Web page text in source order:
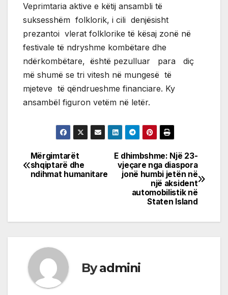
Veprimtaria aktive e këtij ansambli të
suksesshëm folklorik, i cili denjësisht
prezantoi vlerat folklorike të kësaj zonë në
festivale të ndryshme kombëtare dhe
ndërkombëtare, është pezulluar para diç
më shumë se tri vitesh në mungesë të
mjeteve të qëndrueshme financiare. Ky
ansambël figuron vetëm në letër.
Post
navigation
E dhimbshme: Një 23-
vjeçare nga diaspora
jonë humbi jetën në
një aksident
automobilistik në
Staten Island
Mërgimtarët
shqiptarë dhe
ndihmat humanitare
Byadmini